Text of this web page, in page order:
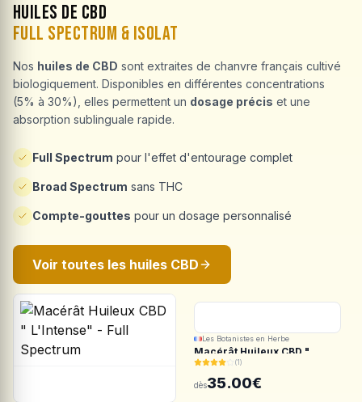
Les Botanistes en Herbe
Macérât Huileux CBD "
L'Intense" - Full Spectrum
(1)
dès35.00€
Huiles de CBD
Full Spectrum & Isolat
Nos huiles de CBD sont extraites de chanvre français cultivé
biologiquement. Disponibles en différentes concentrations
(5% à 30%), elles permettent un dosage précis et une
absorption sublinguale rapide.
Full Spectrum pour l'effet d'entourage complet
Broad Spectrum sans THC
Compte-gouttes pour un dosage personnalisé
Voir toutes les huiles CBD